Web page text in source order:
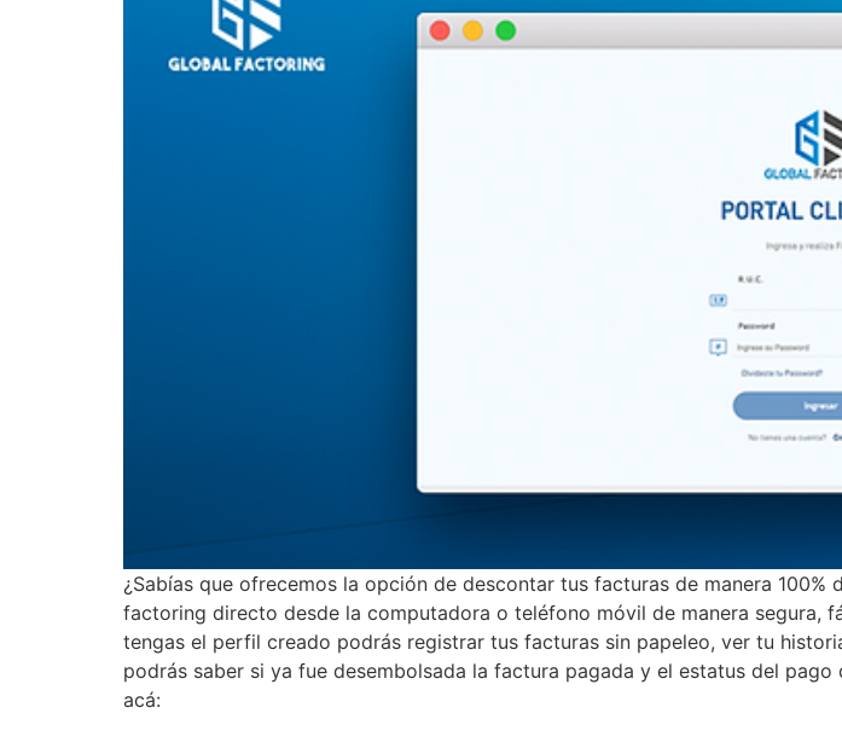
¿Sabías que ofrecemos la opción de descontar tus facturas de manera
factoring directo desde la computadora o teléfono móvil de manera
tengas el perfil creado podrás registrar tus facturas sin papeleo, ver tu
podrás saber si ya fue desembolsada la factura pagada y el estatus del
acá: